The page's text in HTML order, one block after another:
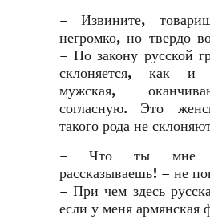
– Извините,
негромко, но твердо
– По закону русской
склоняется, как и
мужская,
согласную. Это
такого рода не
– Что ты мне
рассказываешь! – не
– При чем здесь
если у меня армянская